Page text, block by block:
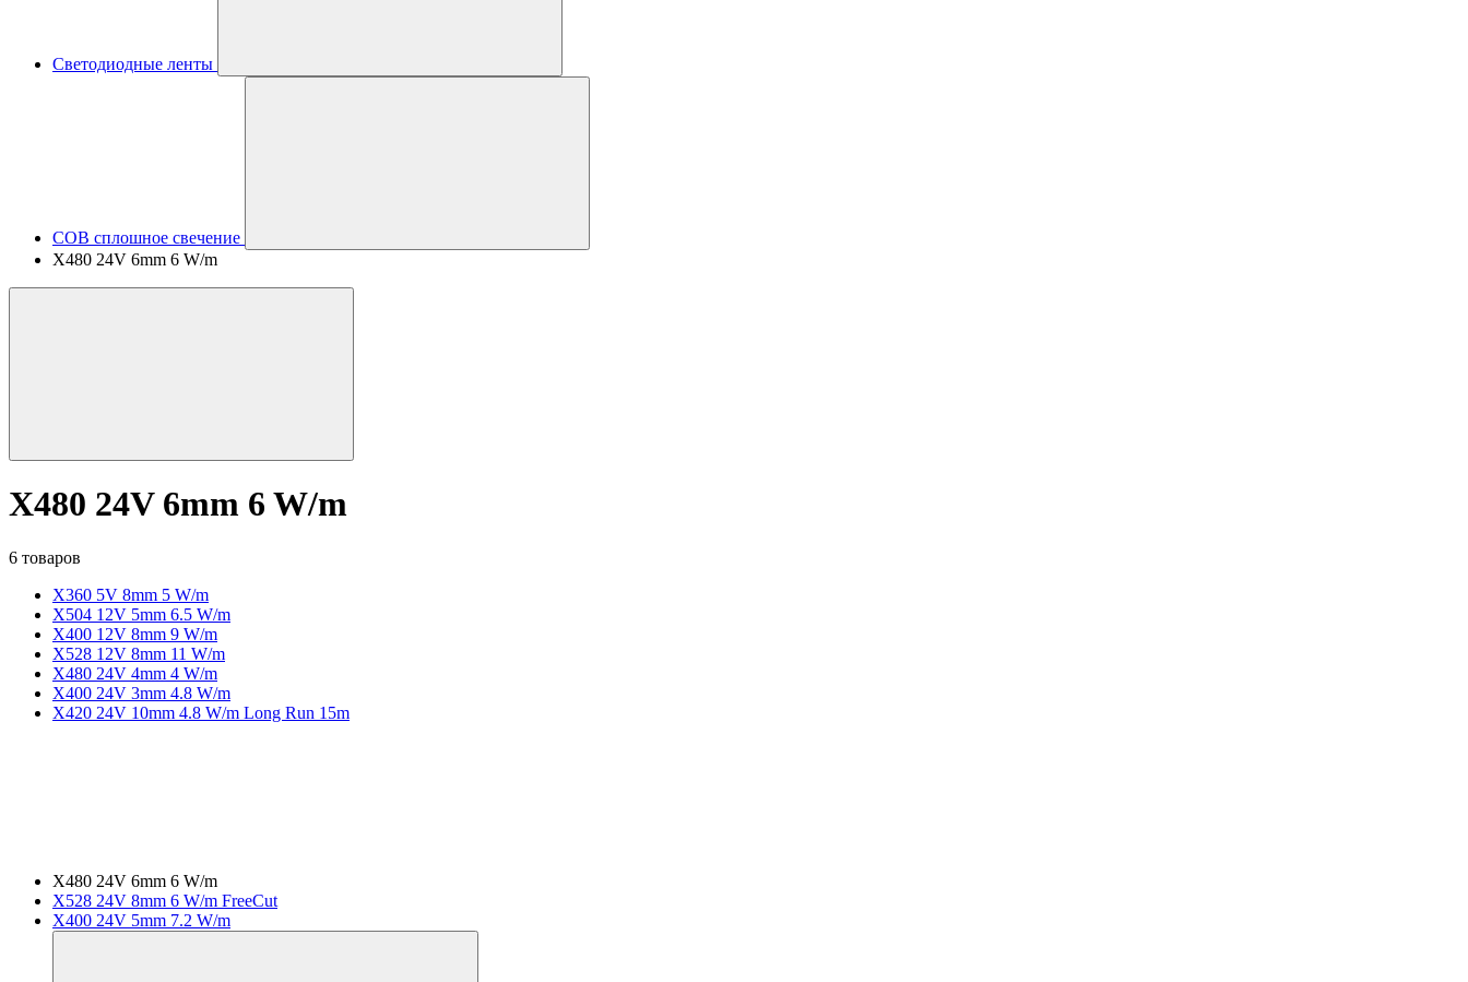
Светодиодные ленты
COB сплошное свечение
X480 24V 6mm 6 W/m
X480 24V 6mm 6 W/m
6 товаров
X360 5V 8mm 5 W/m
X504 12V 5mm 6.5 W/m
X400 12V 8mm 9 W/m
X528 12V 8mm 11 W/m
X480 24V 4mm 4 W/m
X400 24V 3mm 4.8 W/m
X420 24V 10mm 4.8 W/m Long Run 15m
X480 24V 6mm 6 W/m
X528 24V 8mm 6 W/m FreeCut
X400 24V 5mm 7.2 W/m